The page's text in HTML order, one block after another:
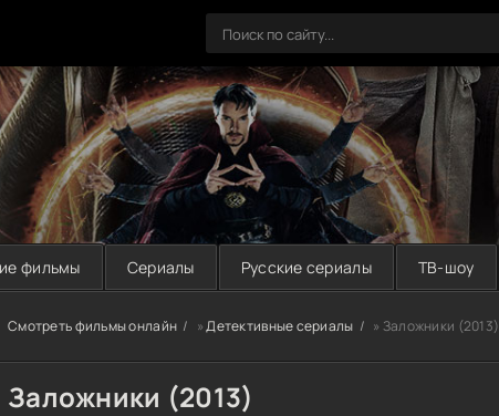
фильмы Сериалы Русские сериалы ТВ-шоу
Смотреть фильмы онлайн »Детективные сериалы » Заложники (2013)
Заложники (2013)